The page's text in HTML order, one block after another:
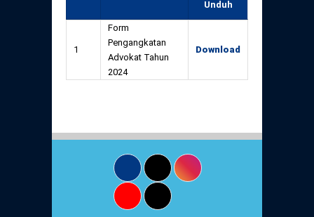
Unduh
1
Form
Pengangkatan
Advokat Tahun
2024
Download